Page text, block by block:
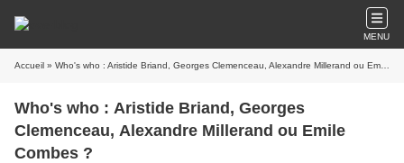
MENU
Accueil » Who's who : Aristide Briand, Georges Clemenceau, Alexandre Millerand ou Emile Combes ?
Who's who : Aristide Briand, Georges
Clemenceau, Alexandre Millerand ou Emile
Combes ?